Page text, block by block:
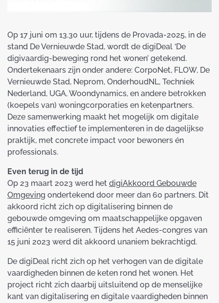
Op 17 juni om 13.30 uur, tijdens de Provada-2025, in de
stand De Vernieuwde Stad, wordt de digiDeal ‘De
digivaardig-beweging rond het wonen’ getekend.
Ondertekenaars zijn onder andere: CorpoNet, FLOW, De
Vernieuwde Stad, Neprom, OnderhoudNL, Techniek
Nederland, UGA, Woondynamics, en andere betrokken
(koepels van) woningcorporaties en ketenpartners.
Deze samenwerking maakt het mogelijk om digitale
innovaties effectief te implementeren in de dagelijkse
praktijk, met concrete impact voor bewoners én
professionals.
Even terug in de tijd
Op 23 maart 2023 werd het digiAkkoord Gebouwde
Omgeving ondertekend door meer dan 60 partners. Dit
akkoord richt zich op digitalisering binnen de
gebouwde omgeving om maatschappelijke opgaven
efficiënter te realiseren. Tijdens het Aedes-congres van
15 juni 2023 werd dit akkoord unaniem bekrachtigd.
De digiDeal richt zich op het verhogen van de digitale
vaardigheden binnen de keten rond het wonen. Het
project richt zich daarbij uitsluitend op de menselijke
kant van digitalisering en digitale vaardigheden binnen